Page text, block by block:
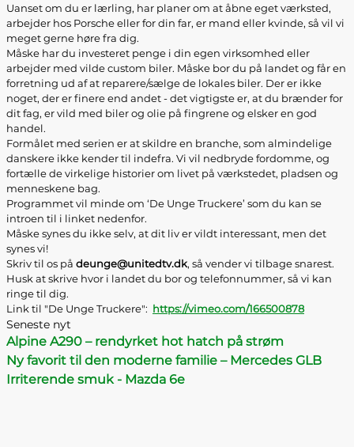
Uanset om du er lærling, har planer om at åbne eget værksted,
arbejder hos Porsche eller for din far, er mand eller kvinde, så vil vi
meget gerne høre fra dig.
Måske har du investeret penge i din egen virksomhed eller
arbejder med vilde custom biler. Måske bor du på landet og får en
forretning ud af at reparere/sælge de lokales biler. Der er ikke
noget, der er finere end andet - det vigtigste er, at du brænder for
dit fag, er vild med biler og olie på fingrene og elsker en god
handel.
Formålet med serien er at skildre en branche, som almindelige
danskere ikke kender til indefra. Vi vil nedbryde fordomme, og
fortælle de virkelige historier om livet på værkstedet, pladsen og
menneskene bag.
Programmet vil minde om ‘De Unge Truckere’ som du kan se
introen til i linket nedenfor.
Måske synes du ikke selv, at dit liv er vildt interessant, men det
synes vi!
Skriv til os på deunge@unitedtv.dk, så vender vi tilbage snarest.
Husk at skrive hvor i landet du bor og telefonnummer, så vi kan
ringe til dig.
Link til "De Unge Truckere": https://vimeo.com/166500878
Seneste nyt
Alpine A290 – rendyrket hot hatch på strøm
Ny favorit til den moderne familie – Mercedes GLB
Irriterende smuk - Mazda 6e